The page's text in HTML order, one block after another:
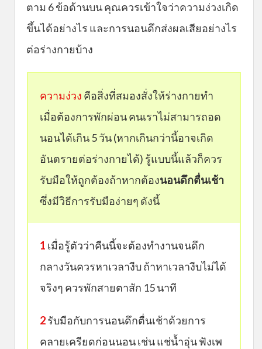
ตาม 6 ข้อด้านบน คุณควรเข้าใจว่าความง่วงเกิด
ขึ้นได้อย่างไร และการนอนดึกส่งผลเสียอย่างไร
ต่อร่างกายบ้าง
ความง่วง คือสิ่งที่สมองสั่งให้ร่างกายทำ
เมื่อต้องการพักผ่อน คนเราไม่สามารถอด
นอนได้เกิน 5 วัน (หากเกินกว่านี้อาจเกิด
อันตรายต่อร่างกายได้) รู้แบบนี้แล้วก็ควร
รับมือให้ถูกต้องถ้าหากต้องนอนดึกตื่นเช้า
ซึ่งมีวิธีการรับมือง่ายๆ ดังนี้
1 เมื่อรู้ตัวว่าคืนนี้จะต้องทำงานจนดึก
กลางวันควรหาเวลางีบ ถ้าหาเวลางีบไม่ได้
จริงๆ ควรพักสายตาสัก 15 นาที
2รับมือกับการนอนดึกตื่นเช้าด้วยการ
คลายเครียดก่อนนอน เช่น แช่น้ำอุ่น ฟังเพ